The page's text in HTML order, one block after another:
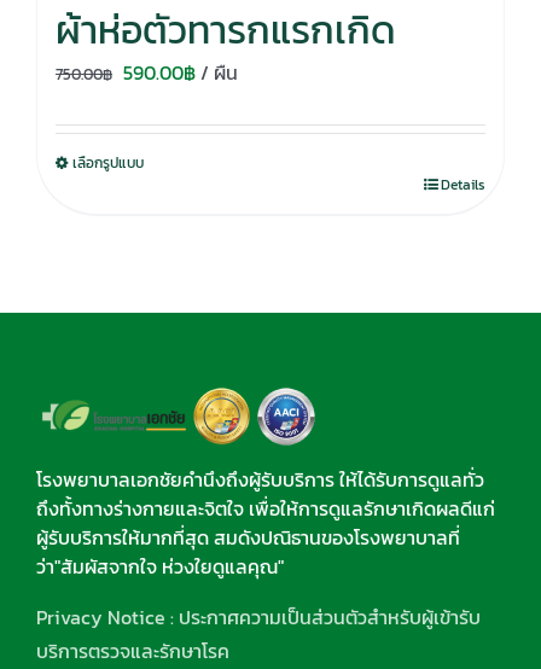
ผ้าห่อตัวทารกแรกเกิด
750.00฿ Original
was:
750.00฿.
590.00฿Current
is:
/ ผืน
เลือกรูปแบบ
Details
โรงพยาบาลเอกชัยคำนึงถึงผู้รับบริการ ให้ได้รับการดูแลทั่ว
ถึงทั้งทางร่างกายและจิตใจ เพื่อให้การดูแลรักษาเกิดผลดีแก่
ผู้รับบริการให้มากที่สุด สมดังปณิธานของโรงพยาบาลที่
ว่า"สัมผัสจากใจ ห่วงใยดูแลคุณ"
Privacy Notice : ประกาศความเป็นส่วนตัวสำหรับผู้เข้ารับ
บริการตรวจและรักษาโรค